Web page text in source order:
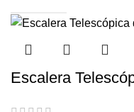
Escalera